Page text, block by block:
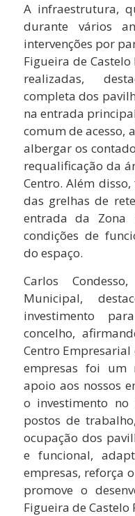
A infraestrutura,
durante vários
intervenções por
Figueira de
realizadas,
completa dos
na entrada
comum de acesso,
albergar os
requalificação da
Centro. Além
das grelhas de
entrada da Zona
condições de
do espaço.
Carlos
Municipal,
investimento
concelho,
Centro Empresarial
empresas foi um
apoio aos nossos
o investimento no
postos de
ocupação dos
e funcional,
empresas, reforça
promove o
Figueira de Castelo